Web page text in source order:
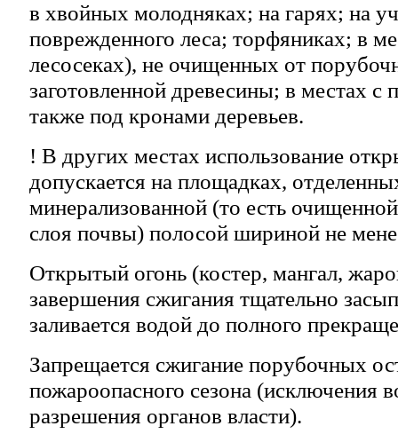
в хвойных молодняках; на гарях; на
поврежденного леса; торфяниках; в
лесосеках), не очищенных от
заготовленной древесины; в местах с
также под кронами деревьев.
! В других местах использование
допускается на площадках,
минерализованной (то есть
слоя почвы) полосой шириной не
Открытый огонь (костер, мангал,
завершения сжигания тщательно
заливается водой до полного
Запрещается сжигание порубочных
пожароопасного сезона (исключения
разрешения органов власти).